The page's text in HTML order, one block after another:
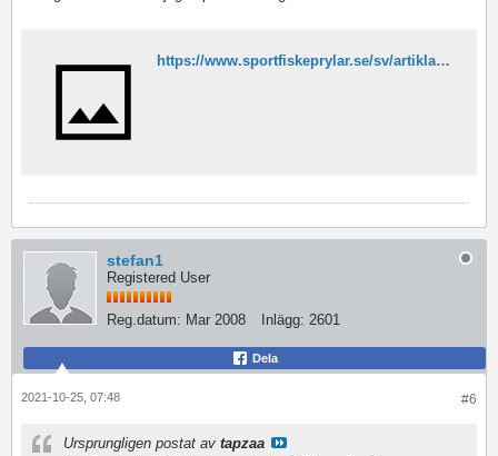
https://www.sportfiskeprylar.se/sv/artiklar/powerboots-original-stovlar.html?gclid=Cj0KCQjwiNSLBhCPARIsAKNS4_eJhorfvI9XqrkxQ6X18oIyyNey-sNvedlgU6dxTkzgQOWHDXb5Qg8aAh8hEALw_wcB
stefan1
Registered User
Reg.datum: Mar 2008 Inlägg: 2601
Dela
#6
2021-10-25, 07:48
Ursprungligen postat av tapzaa